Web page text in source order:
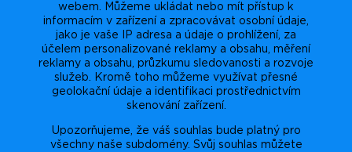
webem. Můžeme ukládat nebo mít přístup k
informacím v zařízení a zpracovávat osobní údaje,
jako je vaše IP adresa a údaje o prohlížení, za
účelem personalizované reklamy a obsahu, měření
reklamy a obsahu, průzkumu sledovanosti a rozvoje
služeb. Kromě toho můžeme využívat přesné
geolokační údaje a identifikaci prostřednictvím
skenování zařízení.
Upozorňujeme, že váš souhlas bude platný pro
všechny naše subdomény. Svůj souhlas můžete